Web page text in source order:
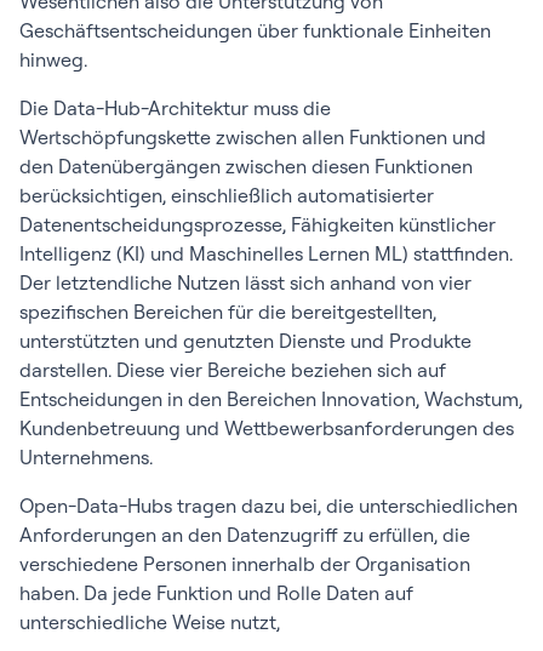
Geschäftsentscheidungen über funktionale Einheiten
hinweg.
Die Data-Hub-Architektur muss die
Wertschöpfungskette zwischen allen Funktionen und
den Datenübergängen zwischen diesen Funktionen
berücksichtigen, einschließlich automatisierter
Datenentscheidungsprozesse, Fähigkeiten künstlicher
Intelligenz (KI) und Maschinelles Lernen ML) stattfinden.
Der letztendliche Nutzen lässt sich anhand von vier
spezifischen Bereichen für die bereitgestellten,
unterstützten und genutzten Dienste und Produkte
darstellen. Diese vier Bereiche beziehen sich auf
Entscheidungen in den Bereichen Innovation, Wachstum,
Kundenbetreuung und Wettbewerbsanforderungen des
Unternehmens.
Open-Data-Hubs tragen dazu bei, die unterschiedlichen
Anforderungen an den Datenzugriff zu erfüllen, die
verschiedene Personen innerhalb der Organisation
haben. Da jede Funktion und Rolle Daten auf
unterschiedliche Weise nutzt,